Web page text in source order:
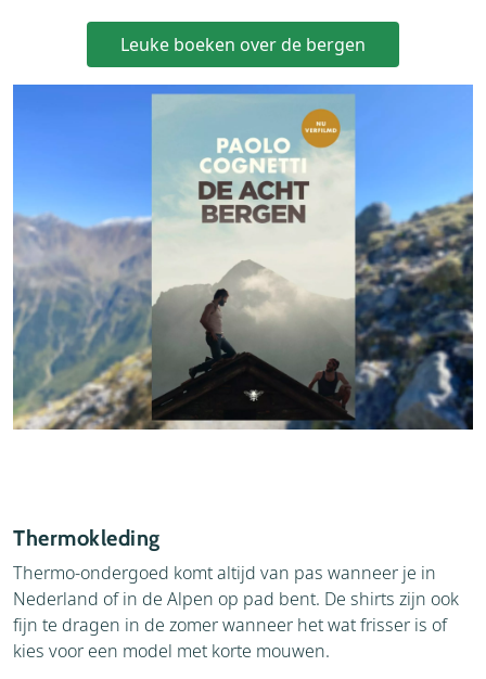
Leuke boeken over de bergen
Thermokleding
Thermo-ondergoed komt altijd van pas wanneer je in
Nederland of in de Alpen op pad bent. De shirts zijn ook
fijn te dragen in de zomer wanneer het wat frisser is of
kies voor een model met korte mouwen.